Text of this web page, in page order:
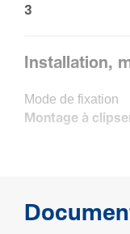
3
Installation,
Mode de fixation
Montage à
Nombre d'en­trée